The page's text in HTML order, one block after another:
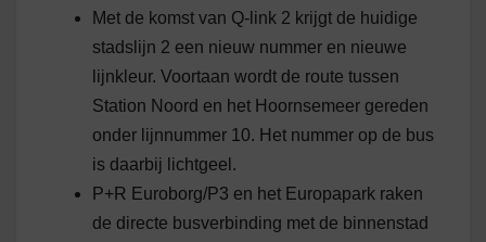
Met de komst van Q-link 2 krijgt de huidige
stadslijn 2 een nieuw nummer en nieuwe
lijnkleur. Voortaan wordt de route tussen
Station Noord en het Hoornsemeer gereden
onder lijnnummer 10. Het nummer op de bus
is daarbij lichtgeel.
P+R Euroborg/P3 en het Europapark raken
de directe busverbinding met de binnenstad